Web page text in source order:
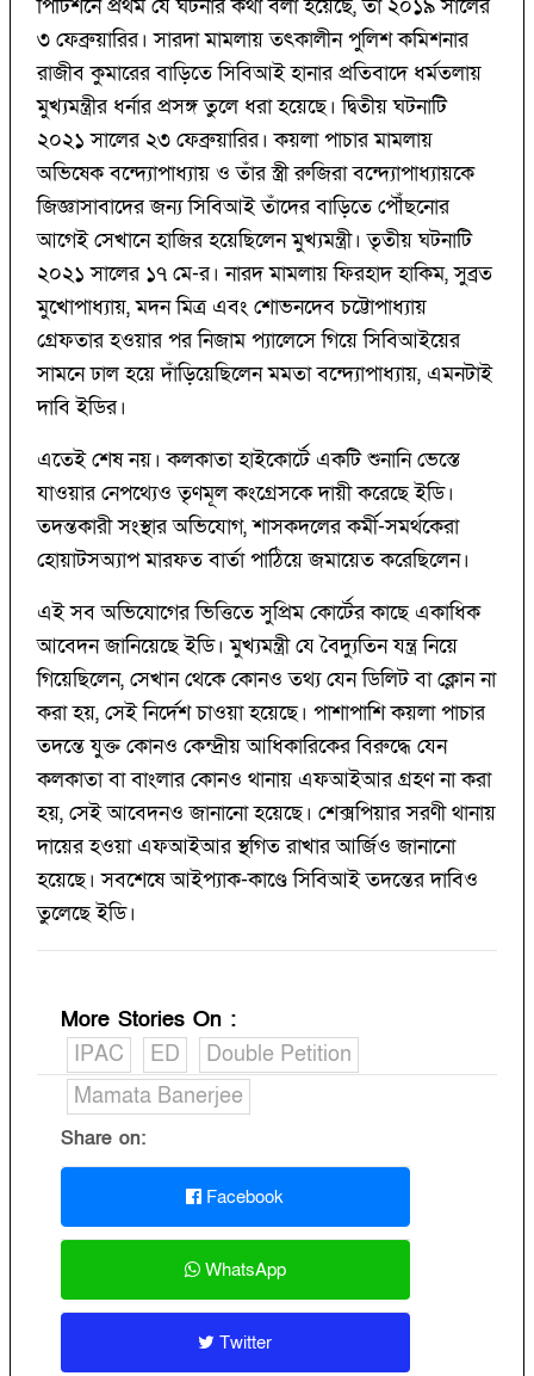
পিটিশনে প্রথম যে ঘটনার কথা বলা হয়েছে, তা ২০১৯ সালের
৩ ফেব্রুয়ারির। সারদা মামলায় তৎকালীন পুলিশ কমিশনার
রাজীব কুমারের বাড়িতে সিবিআই হানার প্রতিবাদে ধর্মতলায়
মুখ্যমন্ত্রীর ধর্নার প্রসঙ্গ তুলে ধরা হয়েছে। দ্বিতীয় ঘটনাটি
২০২১ সালের ২৩ ফেব্রুয়ারির। কয়লা পাচার মামলায়
অভিষেক বন্দ্যোপাধ্যায় ও তাঁর স্ত্রী রুজিরা বন্দ্যোপাধ্যায়কে
জিজ্ঞাসাবাদের জন্য সিবিআই তাঁদের বাড়িতে পৌঁছনোর
আগেই সেখানে হাজির হয়েছিলেন মুখ্যমন্ত্রী। তৃতীয় ঘটনাটি
২০২১ সালের ১৭ মে-র। নারদ মামলায় ফিরহাদ হাকিম, সুব্রত
মুখোপাধ্যায়, মদন মিত্র এবং শোভনদেব চট্টোপাধ্যায়
গ্রেফতার হওয়ার পর নিজাম প্যালেসে গিয়ে সিবিআইয়ের
সামনে ঢাল হয়ে দাঁড়িয়েছিলেন মমতা বন্দ্যোপাধ্যায়, এমনটাই
দাবি ইডির।
এতেই শেষ নয়। কলকাতা হাইকোর্টে একটি শুনানি ভেস্তে
যাওয়ার নেপথ্যেও তৃণমূল কংগ্রেসকে দায়ী করেছে ইডি।
তদন্তকারী সংস্থার অভিযোগ, শাসকদলের কর্মী-সমর্থকেরা
হোয়াটসঅ্যাপ মারফত বার্তা পাঠিয়ে জমায়েত করেছিলেন।
এই সব অভিযোগের ভিত্তিতে সুপ্রিম কোর্টের কাছে একাধিক
আবেদন জানিয়েছে ইডি। মুখ্যমন্ত্রী যে বৈদ্যুতিন যন্ত্র নিয়ে
গিয়েছিলেন, সেখান থেকে কোনও তথ্য যেন ডিলিট বা ক্লোন না
করা হয়, সেই নির্দেশ চাওয়া হয়েছে। পাশাপাশি কয়লা পাচার
তদন্তে যুক্ত কোনও কেন্দ্রীয় আধিকারিকের বিরুদ্ধে যেন
কলকাতা বা বাংলার কোনও থানায় এফআইআর গ্রহণ না করা
হয়, সেই আবেদনও জানানো হয়েছে। শেক্সপিয়ার সরণী থানায়
দায়ের হওয়া এফআইআর স্থগিত রাখার আর্জিও জানানো
হয়েছে। সবশেষে আইপ্যাক-কাণ্ডে সিবিআই তদন্তের দাবিও
তুলেছে ইডি।
More Stories On :
IPAC
ED
Double Petition
Mamata Banerjee
Share on:
Facebook
WhatsApp
Twitter